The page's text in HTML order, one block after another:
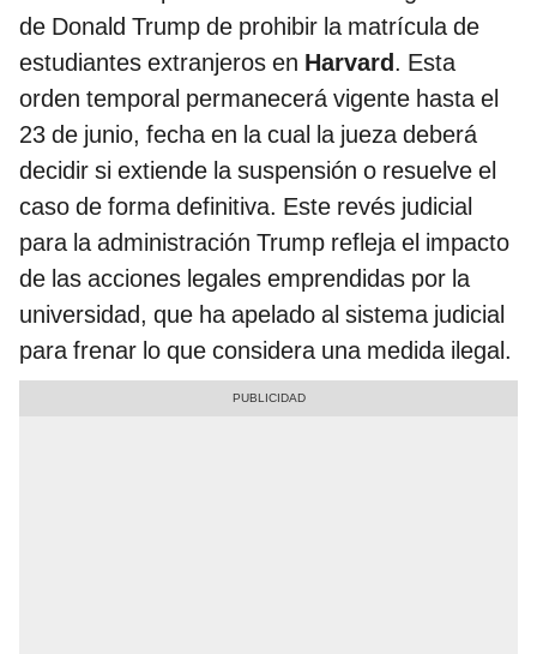
de Donald Trump de prohibir la matrícula de
estudiantes extranjeros en Harvard. Esta
orden temporal permanecerá vigente hasta el
23 de junio, fecha en la cual la jueza deberá
decidir si extiende la suspensión o resuelve el
caso de forma definitiva. Este revés judicial
para la administración Trump refleja el impacto
de las acciones legales emprendidas por la
universidad, que ha apelado al sistema judicial
para frenar lo que considera una medida ilegal.